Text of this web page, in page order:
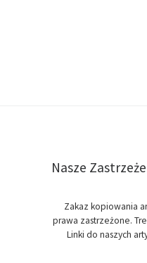
Nasze
Zakaz kopiowania
prawa zastrzeżone.
Linki do naszych